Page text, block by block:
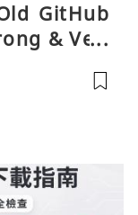
GitHub
& Veri